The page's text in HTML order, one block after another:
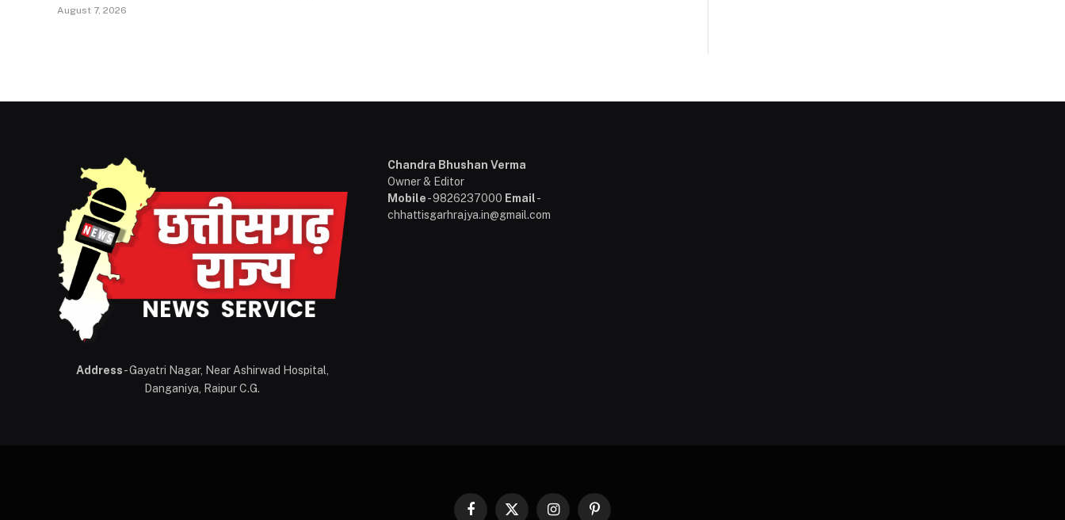
August 7, 2026
Address- Gayatri Nagar, Near Ashirwad Hospital,
Danganiya, Raipur C.G.
Chandra Bhushan Verma
Owner & Editor
Mobile- 9826237000 Email-
chhattisgarhrajya.in@gmail.com
Facebook
X InstagramPinterest